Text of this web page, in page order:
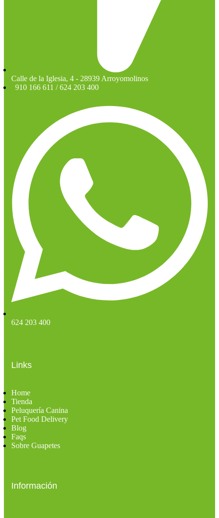
Calle de la Iglesia, 4 - 28939 Arroyomolinos
910 166 611 / 624 203 400
624 203 400
Links
Home
Tienda
Peluquería Canina
Pet Food Delivery
Blog
Faqs
Sobre Guapetes
Información